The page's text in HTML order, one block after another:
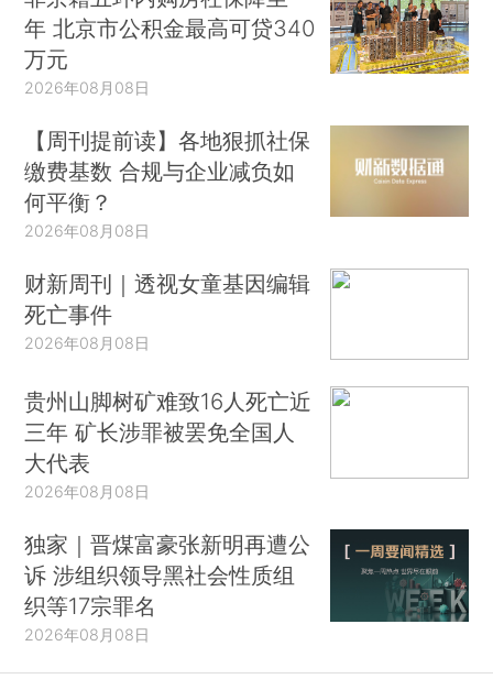
年 北京市公积金最高可贷340
万元
2026年08月08日
【周刊提前读】各地狠抓社保
缴费基数 合规与企业减负如
何平衡？
2026年08月08日
财新周刊｜透视女童基因编辑
死亡事件
2026年08月08日
贵州山脚树矿难致16人死亡近
三年 矿长涉罪被罢免全国人
大代表
2026年08月08日
独家｜晋煤富豪张新明再遭公
诉 涉组织领导黑社会性质组
织等17宗罪名
2026年08月08日